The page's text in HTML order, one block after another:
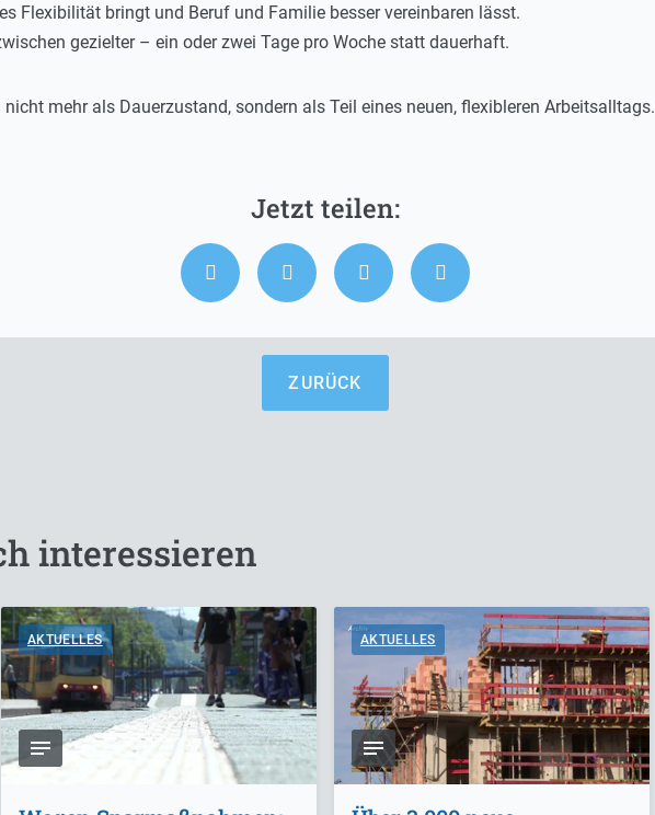
Flexibilität bringt und Beruf und Familie besser vereinbaren lässt.
gezielter – ein oder zwei Tage pro Woche statt dauerhaft.
mehr als Dauerzustand, sondern als Teil eines neuen, flexibleren Arbeitsalltags.
ZURÜCK
interessieren
AKTUELLES AKTUELLES